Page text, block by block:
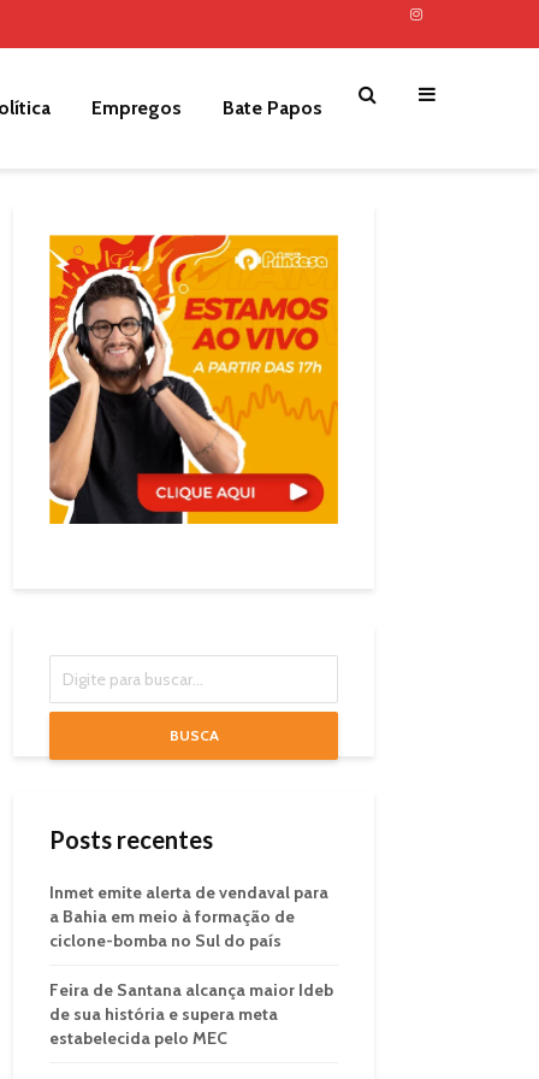
Empregos Bate Papos
BUSCA
Posts recentes
Inmet emite alerta de vendaval para
a Bahia em meio à formação de
ciclone-bomba no Sul do país
Feira de Santana alcança maior Ideb
de sua história e supera meta
estabelecida pelo MEC